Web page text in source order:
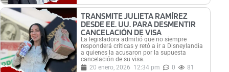
TRANSMITE JULIETA RAMÍREZ
DESDE EE. UU. PARA DESMENTIR
CANCELACIÓN DE VISA
La legisladora admitió que no siempre
responderá críticas y retó a ir a Disneylandia
a quienes la acusaron por la supuesta
cancelación de su visa.
20 enero, 2026 12:34 pm 0 81